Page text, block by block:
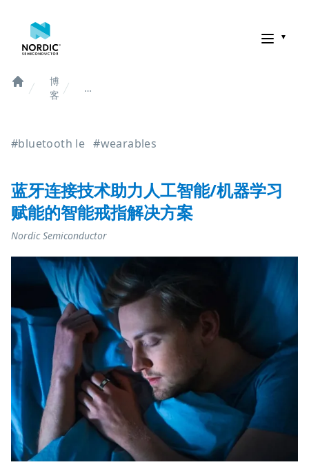
诺迪克半导体
Home
博
客
蓝
技
力
人
工
能/
机
器
学
习
赋
能
的
戒
指
解
决
方
#bluetooth le #wearables
蓝牙连接技术助力人工智能/机器学习
赋能的智能戒指解决方案
Nordic Semiconductor